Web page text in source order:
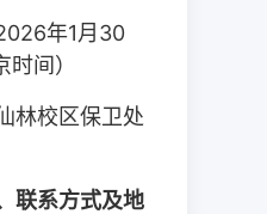
年1月 30
时间）
林校区保卫处
联系方式及地